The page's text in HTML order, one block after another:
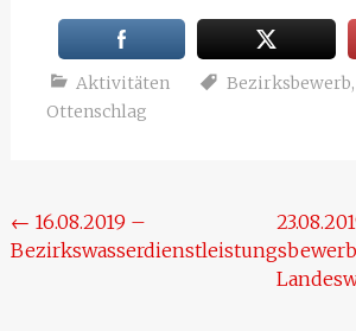
Aktivitäten Bezirksbewerb,
Ottenschlag
Beitragsnavigation
← 16.08.2019 –
Bezirkswasserdienstleistungsbewerb